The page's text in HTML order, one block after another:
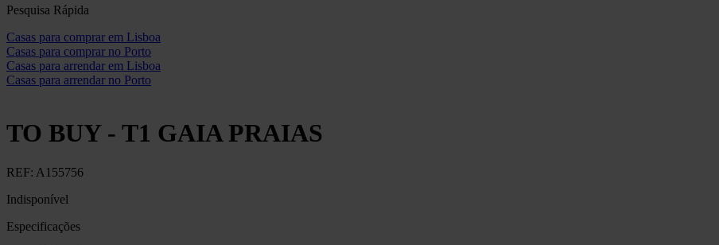
Pesquisa Rápida
Casas para comprar em Lisboa
Casas para comprar no Porto
Casas para arrendar em Lisboa
Casas para arrendar no Porto
TO BUY - T1 GAIA PRAIAS
REF: A155756
Indisponível
Especificações